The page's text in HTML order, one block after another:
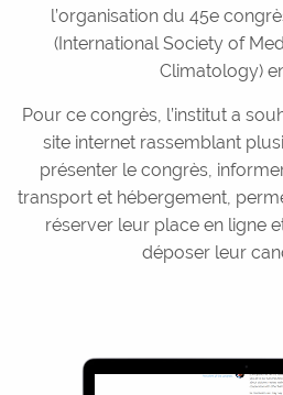
Maintenance
WordPress
Sous-traitance
Réalisations
Contact
l’organisation du 45e
(International Society of
Climatology)
Pour ce congrès, l’institut a
site internet rassemblant
présenter le congrès,
transport et hébergement,
réserver leur place en ligne
déposer leur